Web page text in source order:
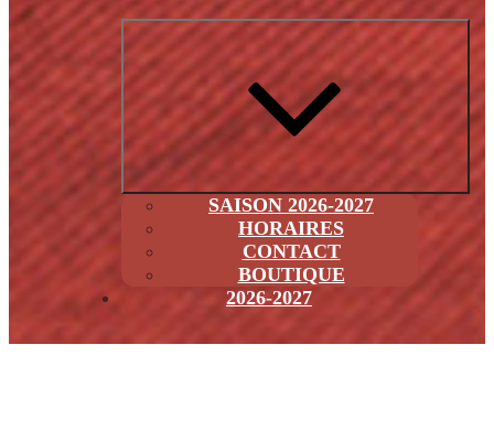
menu
SAISON 2026-2027
HORAIRES
CONTACT
BOUTIQUE
2026-2027